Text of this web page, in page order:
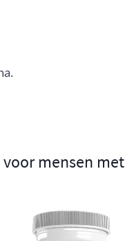
mensen met